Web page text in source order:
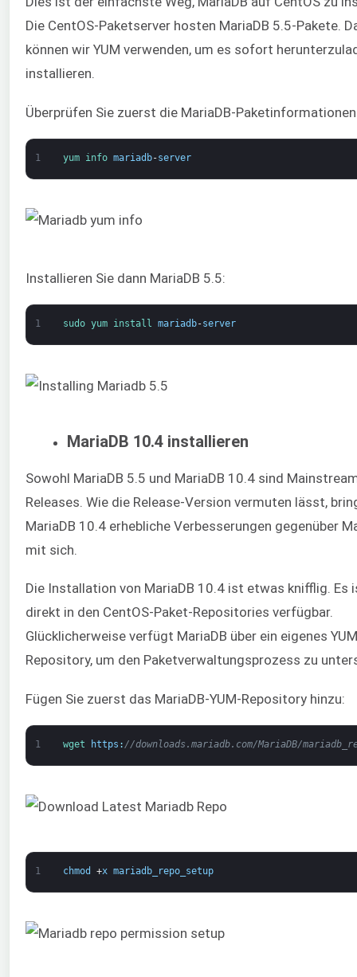
Die CentOS-Paketserver hosten MariaDB 5.5-Pakete.
können wir YUM verwenden, um es sofort
installieren.
Überprüfen Sie zuerst die MariaDB-
1 yum info mariadb-server
Installieren Sie dann MariaDB 5.5:
1 sudo yum install mariadb-server
MariaDB 10.4 installieren
Sowohl MariaDB 5.5 und MariaDB 10.4 sind
Releases. Wie die Release-Version vermuten lässt,
MariaDB 10.4 erhebliche Verbesserungen gegenüber
mit sich.
Die Installation von MariaDB 10.4 ist etwas knifflig. Es
direkt in den CentOS-Paket-Repositories verfügbar.
Glücklicherweise verfügt MariaDB über ein eigenes
Repository, um den Paketverwaltungsprozess zu
Fügen Sie zuerst das MariaDB-YUM-Repository hinzu:
1 wget https : //downloads.mariadb.com/MariaDB/
1 chmod +x mariadb_repo_setup